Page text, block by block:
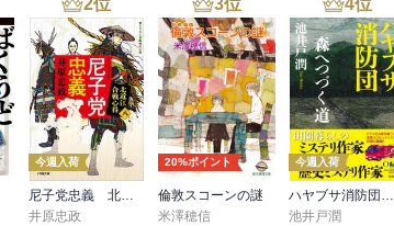
2位
今週入荷
尼子党忠義 北近江合戦心得〈八〉
井原忠政
3位
20%ポイント
倫敦スコーンの謎
米澤穂信
4位
今週入荷
ハヤブサ消防団 森へつづく道
池井戸潤